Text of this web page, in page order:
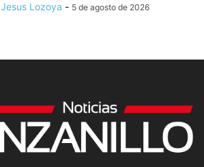
Jesus Lozoya - 5 de agosto de 2026